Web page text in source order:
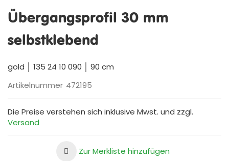
Anfang
der
Bildergalerie
springen
Übergangsprofil 30 mm
selbstklebend
gold │ 135 24 10 090 │ 90 cm
Artikelnummer 472195
Die Preise verstehen sich inklusive Mwst. und zzgl.
Versand
Zur Merkliste hinzufügen